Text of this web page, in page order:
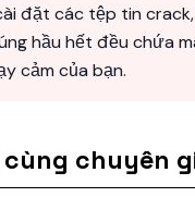
đặt các tệp tin
hầu hết đều chứa
cảm của bạn.
cùng chuyên